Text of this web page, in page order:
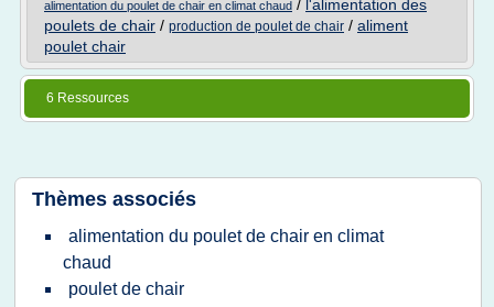
alimentation du poulet de chair en climat chaud / l'alimentation des
poulets de chair / production de poulet de chair / aliment
poulet chair
6 Ressources
Thèmes associés
alimentation du poulet de chair en climat
chaud
poulet de chair